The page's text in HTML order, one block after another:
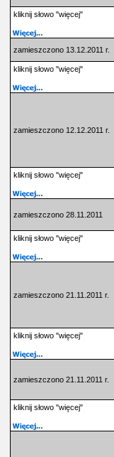
kliknij słowo "więcej"
zamieszczono 13.12.2011 r.
kliknij słowo "więcej"
zamieszczono 12.12.2011 r.
kliknij słowo "więcej"
zamieszczono 28.11.2011
kliknij słowo "więcej"
zamieszczono 21.11.2011 r.
kliknij słowo "więcej"
zamieszczono 21.11.2011 r.
kliknij słowo "więcej"